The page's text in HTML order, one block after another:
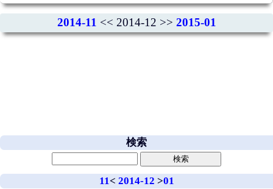
2014-11 << 2014-12 >> 2015-01
検索
11< 2014-12 >01